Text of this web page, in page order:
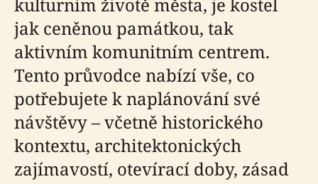
jak ceněnou památkou, tak
aktivním komunitním centrem.
Tento průvodce nabízí vše, co
potřebujete k naplánování své
návštěvy – včetně historického
kontextu, architektonických
zajímavostí, otevírací doby, zásad